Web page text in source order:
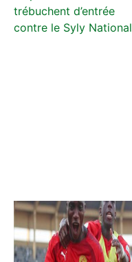
trébuchent d’entrée
contre le Syly National